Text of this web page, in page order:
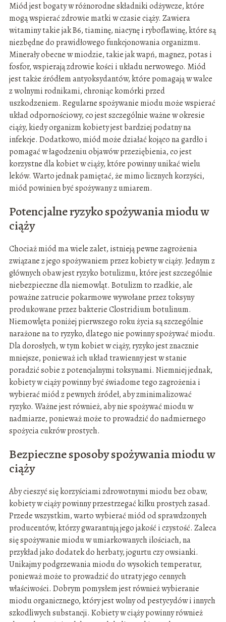
Miód jest bogaty w różnorodne składniki odżywcze, które
mogą wspierać zdrowie matki w czasie ciąży. Zawiera
witaminy takie jak B6, tiaminę, niacynę i ryboflawinę, które są
niezbędne do prawidłowego funkcjonowania organizmu.
Minerały obecne w miodzie, takie jak wapń, magnez, potas i
fosfor, wspierają zdrowie kości i układu nerwowego. Miód
jest także źródłem antyoksydantów, które pomagają w walce
z wolnymi rodnikami, chroniąc komórki przed
uszkodzeniem. Regularne spożywanie miodu może wspierać
układ odpornościowy, co jest szczególnie ważne w okresie
ciąży, kiedy organizm kobiety jest bardziej podatny na
infekcje. Dodatkowo, miód może działać kojąco na gardło i
pomagać w łagodzeniu objawów przeziębienia, co jest
korzystne dla kobiet w ciąży, które powinny unikać wielu
leków. Warto jednak pamiętać, że mimo licznych korzyści,
miód powinien być spożywany z umiarem.
Potencjalne ryzyko spożywania miodu w
ciąży
Chociaż miód ma wiele zalet, istnieją pewne zagrożenia
związane z jego spożywaniem przez kobiety w ciąży. Jednym z
głównych obaw jest ryzyko botulizmu, które jest szczególnie
niebezpieczne dla niemowląt. Botulizm to rzadkie, ale
poważne zatrucie pokarmowe wywołane przez toksyny
produkowane przez bakterie Clostridium botulinum.
Niemowlęta poniżej pierwszego roku życia są szczególnie
narażone na to ryzyko, dlatego nie powinny spożywać miodu.
Dla dorosłych, w tym kobiet w ciąży, ryzyko jest znacznie
mniejsze, ponieważ ich układ trawienny jest w stanie
poradzić sobie z potencjalnymi toksynami. Niemniej jednak,
kobiety w ciąży powinny być świadome tego zagrożenia i
wybierać miód z pewnych źródeł, aby zminimalizować
ryzyko. Ważne jest również, aby nie spożywać miodu w
nadmiarze, ponieważ może to prowadzić do nadmiernego
spożycia cukrów prostych.
Bezpieczne sposoby spożywania miodu w
ciąży
Aby cieszyć się korzyściami zdrowotnymi miodu bez obaw,
kobiety w ciąży powinny przestrzegać kilku prostych zasad.
Przede wszystkim, warto wybierać miód od sprawdzonych
producentów, którzy gwarantują jego jakość i czystość. Zaleca
się spożywanie miodu w umiarkowanych ilościach, na
przykład jako dodatek do herbaty, jogurtu czy owsianki.
Unikajmy podgrzewania miodu do wysokich temperatur,
ponieważ może to prowadzić do utraty jego cennych
właściwości. Dobrym pomysłem jest również wybieranie
miodu organicznego, który jest wolny od pestycydów i innych
szkodliwych substancji. Kobiety w ciąży powinny również